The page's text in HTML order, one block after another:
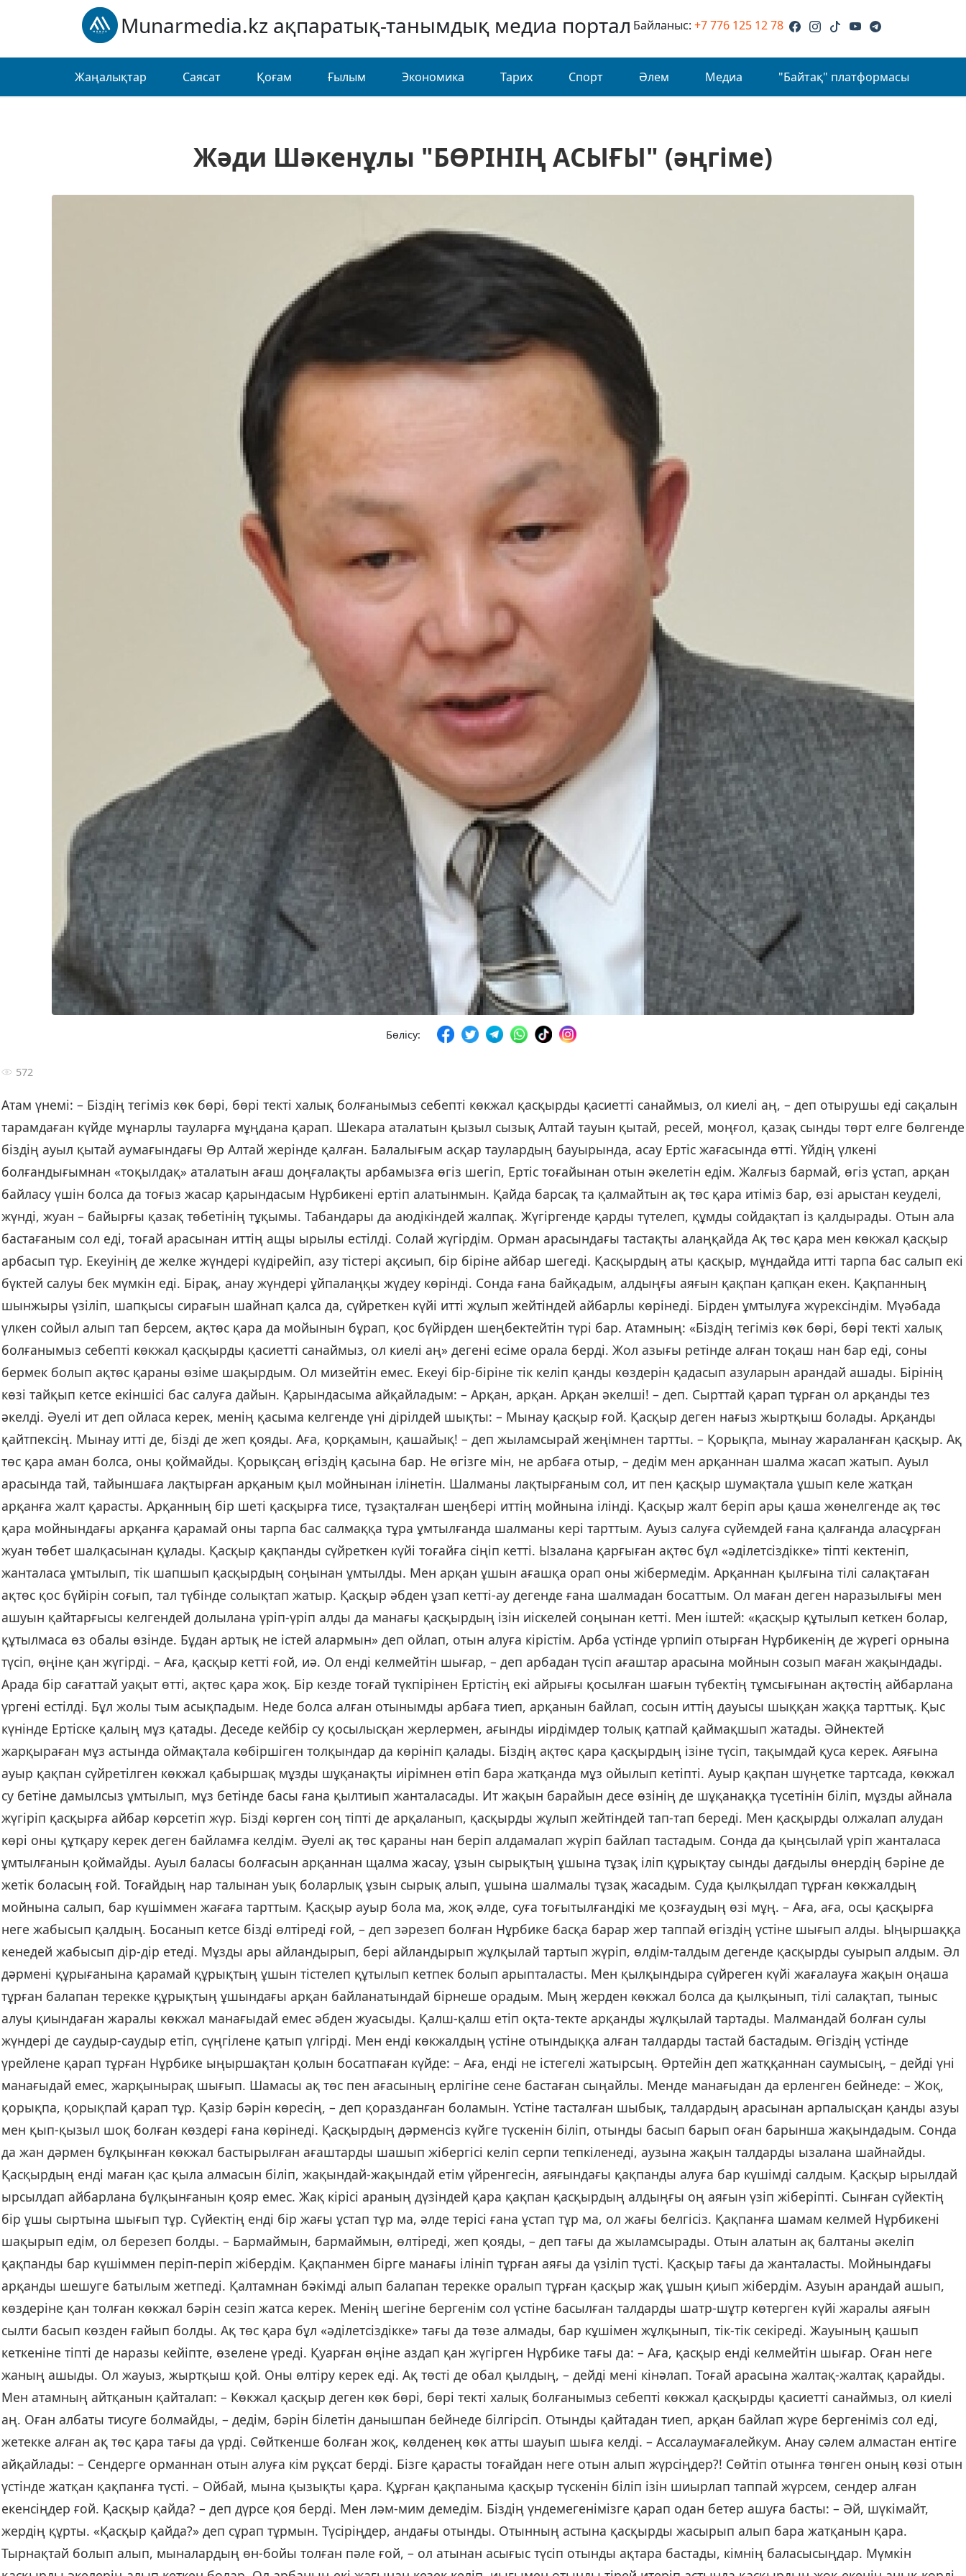
Munarmedia.kz ақпаратық-танымдық медиа портал Байланыс:+7 776 125 12 78
Жаңалықтар Саясат Қоғам Ғылым Экономика Тарих Спорт Әлем Медиа "Байтақ" платформасы
Жәди Шәкенұлы "БӨРІНІҢ АСЫҒЫ" (әңгіме)
Бөлісу:
572
Атам үнемі: – Біздің тегіміз көк бөрі, бөрі текті халық болғанымыз себепті көкжал қасқырды қасиетті санаймыз, ол киелі аң, – деп отырушы еді сақалын тарамдаған күйде мұнарлы тауларға мұңдана қарап. Шекара аталатын қызыл сызық Алтай тауын қытай, ресей, моңғол, қазақ сынды төрт елге бөлгенде біздің ауыл қытай аумағындағы Өр Алтай жерінде қалған. Балалығым асқар таулардың бауырында, асау Ертіс жағасында өтті. Үйдің үлкені болғандығымнан «тоқылдақ» аталатын ағаш доңғалақты арбамызға өгіз шегіп, Ертіс тоғайынан отын әкелетін едім. Жалғыз бармай, өгіз ұстап, арқан байласу үшін болса да тоғыз жасар қарындасым Нұрбикені ертіп алатынмын. Қайда барсақ та қалмайтын ақ төс қара итіміз бар, өзі арыстан кеуделі, жүнді, жуан – байырғы қазақ төбетінің тұқымы. Табандары да аюдікіндей жалпақ. Жүгіргенде қарды түтелеп, құмды сойдақтап із қалдырады. Отын ала бастағаным сол еді, тоғай арасынан иттің ащы ырылы естілді. Солай жүгірдім. Орман арасындағы тастақты алаңқайда Ақ төс қара мен көкжал қасқыр арбасып тұр. Екеуінің де желке жүндері күдірейіп, азу тістері ақсиып, бір біріне айбар шегеді. Қасқырдың аты қасқыр, мұндайда итті тарпа бас салып екі бүктей салуы бек мүмкін еді. Бірақ, анау жүндері ұйпалаңқы жүдеу көрінді. Сонда ғана байқадым, алдыңғы аяғын қақпан қапқан екен. Қақпанның шынжыры үзіліп, шапқысы сирағын шайнап қалса да, сүйреткен күйі итті жұлып жейтіндей айбарлы көрінеді. Бірден ұмтылуға жүрексіндім. Мүәбада үлкен сойыл алып тап берсем, ақтөс қара да мойынын бұрап, қос бүйірден шеңбектейтін түрі бар. Атамның: «Біздің тегіміз көк бөрі, бөрі текті халық болғанымыз себепті көкжал қасқырды қасиетті санаймыз, ол киелі аң» дегені есіме орала берді. Жол азығы ретінде алған тоқаш нан бар еді, соны бермек болып ақтөс қараны өзіме шақырдым. Ол мизейтін емес. Екеуі бір-біріне тік келіп қанды көздерін қадасып азуларын арандай ашады. Бірінің көзі тайқып кетсе екіншісі бас салуға дайын. Қарындасыма айқайладым: – Арқан, арқан. Арқан әкелші! – деп. Сырттай қарап тұрған ол арқанды тез әкелді. Әуелі ит деп ойласа керек, менің қасыма келгенде үні дірілдей шықты: – Мынау қасқыр ғой. Қасқыр деген нағыз жыртқыш болады. Арқанды қайтпексің. Мынау итті де, бізді де жеп қояды. Аға, қорқамын, қашайық! – деп жыламсырай жеңімнен тартты. – Қорықпа, мынау жараланған қасқыр. Ақ төс қара аман болса, оны қоймайды. Қорықсаң өгіздің қасына бар. Не өгізге мін, не арбаға отыр, – дедім мен арқаннан шалма жасап жатып. Ауыл арасында тай, тайыншаға лақтырған арқаным қыл мойнынан ілінетін. Шалманы лақтырғаным сол, ит пен қасқыр шумақтала ұшып келе жатқан арқанға жалт қарасты. Арқанның бір шеті қасқырға тисе, тұзақталған шеңбері иттің мойнына ілінді. Қасқыр жалт беріп ары қаша жөнелгенде ақ төс қара мойнындағы арқанға қарамай оны тарпа бас салмаққа тұра ұмтылғанда шалманы кері тарттым. Ауыз салуға сүйемдей ғана қалғанда аласұрған жуан төбет шалқасынан құлады. Қасқыр қақпанды сүйреткен күйі тоғайға сіңіп кетті. Ызалана қарғыған ақтөс бұл «әділетсіздікке» тіпті кектеніп, жанталаса ұмтылып, тік шапшып қасқырдың соңынан ұмтылды. Мен арқан ұшын ағашқа орап оны жібермедім. Арқаннан қылғына тілі салақтаған ақтөс қос бүйірін соғып, тал түбінде солықтап жатыр. Қасқыр әбден ұзап кетті-ау дегенде ғана шалмадан босаттым. Ол маған деген наразылығы мен ашуын қайтарғысы келгендей долылана үріп-үріп алды да манағы қасқырдың ізін иіскелей соңынан кетті. Мен іштей: «қасқыр құтылып кеткен болар, құтылмаса өз обалы өзінде. Бұдан артық не істей алармын» деп ойлап, отын алуға кірістім. Арба үстінде үрпиіп отырған Нұрбикенің де жүрегі орнына түсіп, өңіне қан жүгірді. – Аға, қасқыр кетті ғой, иә. Ол енді келмейтін шығар, – деп арбадан түсіп ағаштар арасына мойнын созып маған жақындады. Арада бір сағаттай уақыт өтті, ақтөс қара жоқ. Бір кезде тоғай түкпірінен Ертістің екі айрығы қосылған шағын түбектің тұмсығынан ақтөстің айбарлана үргені естілді. Бұл жолы тым асықпадым. Неде болса алған отынымды арбаға тиеп, арқанын байлап, сосын иттің дауысы шыққан жаққа тарттық. Қыс күнінде Ертіске қалың мұз қатады. Деседе кейбір су қосылысқан жерлермен, ағынды иірдімдер толық қатпай қаймақшып жатады. Әйнектей жарқыраған мұз астында оймақтала көбіршіген толқындар да көрініп қалады. Біздің ақтөс қара қасқырдың ізіне түсіп, тақымдай қуса керек. Аяғына ауыр қақпан сүйретілген көкжал қабыршақ мұзды шұқанақты иірімнен өтіп бара жатқанда мұз ойылып кетіпті. Ауыр қақпан шүңетке тартсада, көкжал су бетіне дамылсыз ұмтылып, мұз бетінде басы ғана қылтиып жанталасады. Ит жақын барайын десе өзінің де шұқанаққа түсетінін біліп, мұзды айнала жүгіріп қасқырға айбар көрсетіп жүр. Бізді көрген соң тіпті де арқаланып, қасқырды жұлып жейтіндей тап-тап береді. Мен қасқырды олжалап алудан көрі оны құтқару керек деген байламға келдім. Әуелі ақ төс қараны нан беріп алдамалап жүріп байлап тастадым. Сонда да қыңсылай үріп жанталаса ұмтылғанын қоймайды. Ауыл баласы болғасын арқаннан щалма жасау, ұзын сырықтың ұшына тұзақ іліп құрықтау сынды дағдылы өнердің бәріне де жетік боласың ғой. Тоғайдың нар талынан уық боларлық ұзын сырық алып, ұшына шалмалы тұзақ жасадым. Суда қылқылдап тұрған көкжалдың мойнына салып, бар күшіммен жағаға тарттым. Қасқыр ауыр бола ма, жоқ әлде, суға тоғытылғандікі ме қозғаудың өзі мұң. – Аға, аға, осы қасқырға неге жабысып қалдың. Босанып кетсе бізді өлтіреді ғой, – деп зәрезеп болған Нұрбике басқа барар жер таппай өгіздің үстіне шығып алды. Ыңыршаққа кенедей жабысып дір-дір етеді. Мұзды ары айландырып, бері айландырып жұлқылай тартып жүріп, өлдім-талдым дегенде қасқырды суырып алдым. Әл дәрмені құрығанына қарамай құрықтың ұшын тістелеп құтылып кетпек болып арыпталасты. Мен қылқындыра сүйреген күйі жағалауға жақын оңаша тұрған балапан терекке құрықтың ұшындағы арқан байланатындай бірнеше орадым. Мың жерден көкжал болса да қылқынып, тілі салақтап, тыныс алуы қиындаған жаралы көкжал манағыдай емес әбден жуасыды. Қалш-қалш етіп оқта-текте арқанды жұлқылай тартады. Малмандай болған сулы жүндері де саудыр-саудыр етіп, сүңгілене қатып үлгірді. Мен енді көкжалдың үстіне отындыққа алған талдарды тастай бастадым. Өгіздің үстінде үрейлене қарап тұрған Нұрбике ыңыршақтан қолын босатпаған күйде: – Аға, енді не істегелі жатырсың. Өртейін деп жатққаннан саумысың, – дейді үні манағыдай емес, жарқынырақ шығып. Шамасы ақ төс пен ағасының ерлігіне сене бастаған сыңайлы. Менде манағыдан да ерленген бейнеде: – Жоқ, қорықпа, қорықпай қарап тұр. Қазір бәрін көресің, – деп қоразданған боламын. Үстіне тасталған шыбық, талдардың арасынан арпалысқан қанды азуы мен қып-қызыл шоқ болған көздері ғана көрінеді. Қасқырдың дәрменсіз күйге түскенін біліп, отынды басып барып оған барынша жақындадым. Сонда да жан дәрмен бұлқынған көкжал бастырылған ағаштарды шашып жібергісі келіп серпи тепкіленеді, аузына жақын талдарды ызалана шайнайды. Қасқырдың енді маған қас қыла алмасын біліп, жақындай-жақындай етім үйренгесін, аяғындағы қақпанды алуға бар күшімді салдым. Қасқыр ырылдай ырсылдап айбарлана бұлқынғанын қояр емес. Жақ кірісі араның дүзіндей қара қақпан қасқырдың алдыңғы оң аяғын үзіп жіберіпті. Сынған сүйектің бір ұшы сыртына шығып тұр. Сүйектің енді бір жағы ұстап тұр ма, әлде терісі ғана ұстап тұр ма, ол жағы белгісіз. Қақпанға шамам келмей Нұрбикені шақырып едім, ол березеп болды. – Бармаймын, бармаймын, өлтіреді, жеп қояды, – деп тағы да жыламсырады. Отын алатын ақ балтаны әкеліп қақпанды бар күшіммен періп-періп жібердім. Қақпанмен бірге манағы ілініп тұрған аяғы да үзіліп түсті. Қасқыр тағы да жанталасты. Мойнындағы арқанды шешуге батылым жетпеді. Қалтамнан бәкімді алып балапан терекке оралып тұрған қасқыр жақ ұшын қиып жібердім. Азуын арандай ашып, көздеріне қан толған көкжал бәрін сезіп жатса керек. Менің шегіне бергенім сол үстіне басылған талдарды шатр-шұтр көтерген күйі жаралы аяғын сылти басып көзден ғайып болды. Ақ төс қара бұл «әділетсіздікке» тағы да төзе алмады, бар кұшімен жұлқынып, тік-тік секіреді. Жауының қашып кеткеніне тіпті де наразы кейіпте, өзелене үреді. Қуарған өңіне аздап қан жүгірген Нұрбике тағы да: – Аға, қасқыр енді келмейтін шығар. Оған неге жаның ашыды. Ол жауыз, жыртқыш қой. Оны өлтіру керек еді. Ақ төсті де обал қылдың, – дейді мені кінәлап. Тоғай арасына жалтақ-жалтақ қарайды. Мен атамның айтқанын қайталап: – Көкжал қасқыр деген көк бөрі, бөрі текті халық болғанымыз себепті көкжал қасқырды қасиетті санаймыз, ол киелі аң. Оған албаты тисуге болмайды, – дедім, бәрін білетін данышпан бейнеде білгірсіп. Отынды қайтадан тиеп, арқан байлап жүре бергеніміз сол еді, жетекке алған ақ төс қара тағы да үрді. Сөйткенше болған жоқ, көлденең көк атты шауып шыға келді. – Ассалаумағалейкум. Анау сәлем алмастан ентіге айқайлады: – Сендерге орманнан отын алуға кім рұқсат берді. Бізге қарасты тоғайдан неге отын алып жүрсіңдер?! Сөйтіп отынға төнген оның көзі отын үстінде жатқан қақпанға түсті. – Ойбай, мына қызықты қара. Құрған қақпаныма қасқыр түскенін біліп ізін шиырлап таппай жүрсем, сендер алған екенсіңдер ғой. Қасқыр қайда? – деп дүрсе қоя берді. Мен ләм-мим демедім. Біздің үндемегенімізге қарап одан бетер ашуға басты: – Әй, шүкімайт, жердің құрты. «Қасқыр қайда?» деп сұрап тұрмын. Түсіріңдер, андағы отынды. Отынның астына қасқырды жасырып алып бара жатқанын қара. Тырнақтай болып алып, мыналардың өн-бойы толған пәле ғой, – ол атынан асығыс түсіп отынды ақтара бастады, кімнің баласысыңдар. Мүмкін қасқырды әкелерің алып кеткен болар. Ол арбаның екі жағынан кезек келіп, иығымен отынды тірей итеріп астында қасқырдың жоқ екенін анық көрді. Басқа лажы болмағасын өгіздің бұйдасына жармасты: – Жүріңдер, мына отынды біздің үйге түсіресіңдер! – деді даусы қарлыға тұлан тұтып. Нұрбике бақырып жылап жіберді. Ақтөс қара анаған ырылдай айбар көрсетті. Менің қорқынышым енді ашуға айналды. – Қасқырыңыздың аяғындағы қақпанын алып босатып жібергенмін, – дедім дауысымды қаттырақ шығарып. – Өтірік айтпа, өтірік айтасың. Қарғаның бойындай түріне қарамай қасқырды қоя бердім деуін. Өзің кіп-кішкентай болып тұрып бетің бүлк етпейді екен. Қалай өтірік айтасың. Андағы кейпіңмен қасқырды босата салдым дегеніңе кім сен